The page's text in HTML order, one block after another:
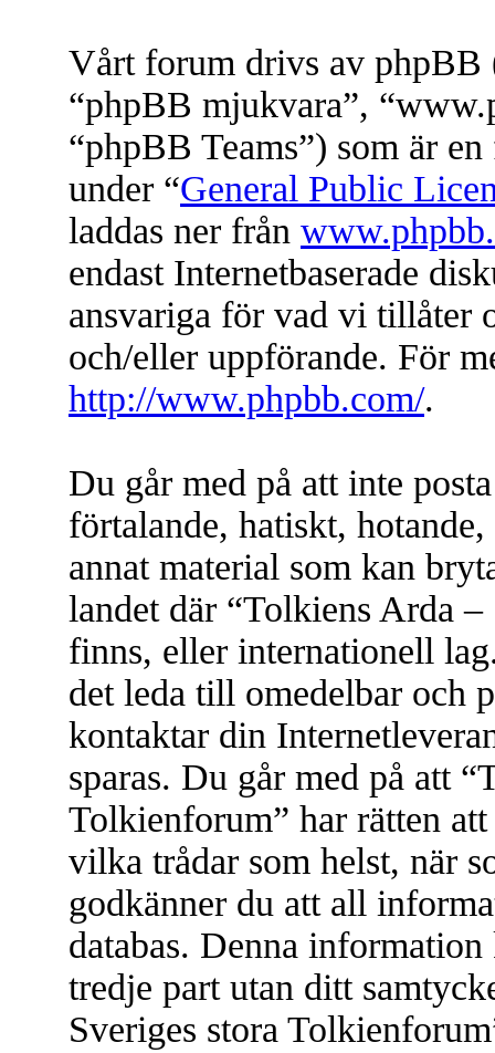
Vårt forum drivs av phpBB
“phpBB mjukvara”,
“phpBB Teams”) som är
under “General Public
laddas ner från
endast Internetbaserade
ansvariga för vad vi tillåter
och/eller uppförande. För
http://www.phpbb.com/.
Du går med på att inte
förtalande, hatiskt,
annat material som kan
landet där “Tolkiens Arda
finns, eller internationell
det leda till omedelbar och
kontaktar din
sparas. Du går med på att
Tolkienforum” har rätten
vilka trådar som helst, när
godkänner du att all
databas. Denna
tredje part utan ditt
Sveriges stora